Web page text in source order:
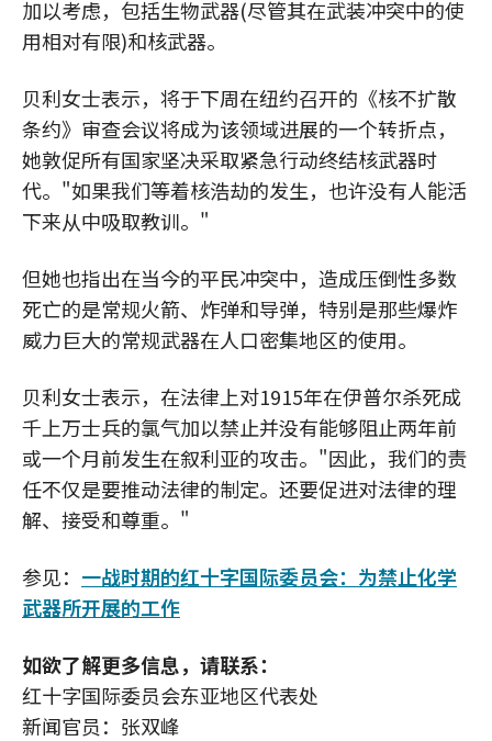
加以考虑，包括生物武器(尽管其在武装冲突中的使
用相对有限)和核武器。
贝利女士表示，将于下周在纽约召开的《核不扩散
条约》审查会议将成为该领域进展的一个转折点，
她敦促所有国家坚决采取紧急行动终结核武器时
代。"如果我们等着核浩劫的发生，也许没有人能活
下来从中吸取教训。"
但她也指出在当今的平民冲突中，造成压倒性多数
死亡的是常规火箭、炸弹和导弹，特别是那些爆炸
威力巨大的常规武器在人口密集地区的使用。
贝利女士表示，在法律上对1915年在伊普尔杀死成
千上万士兵的氯气加以禁止并没有能够阻止两年前
或一个月前发生在叙利亚的攻击。"因此，我们的责
任不仅是要推动法律的制定。还要促进对法律的理
解、接受和尊重。"
参见： 一战时期的红十字国际委员会：为禁止化学
武器所开展的工作
如欲了解更多信息，请联系：
红十字国际委员会东亚地区代表处
新闻官员：张双峰